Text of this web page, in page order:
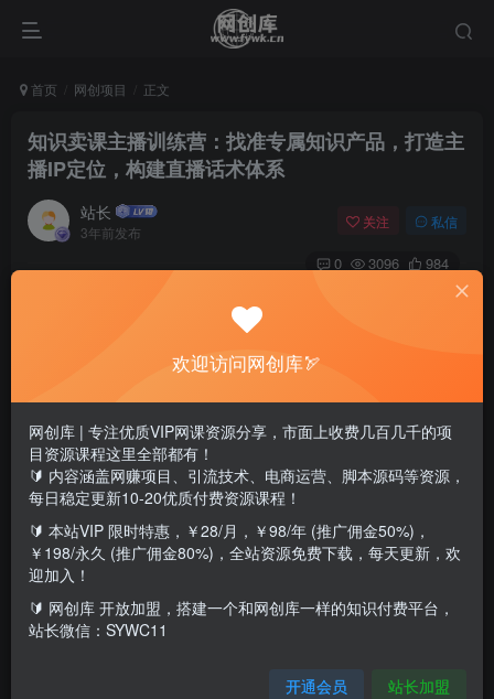
首页 网创项目 正文
知识卖课主播训练营：找准专属知识产品，打造主
播IP定位，构建直播话术体系
站长
3年前发布
关注 私信
0 3096 984
掌握落地运营能力
77节完整版
是否遇到这些问题
欢迎访问网创库🏹
网创库 | 专注优质VIP网课资源分享，市面上收费几百几千的项
目资源课程这里全部都有！
🔰 内容涵盖网赚项目、引流技术、电商运营、脚本源码等资源，
每日稳定更新10-20优质付费资源课程！
🔰 本站VIP 限时特惠，￥28/月，￥98/年 (推广佣金50%)，
￥198/永久 (推广佣金80%)，全站资源免费下载，每天更新，欢
迎加入！
🔰 网创库 开放加盟，搭建一个和网创库一样的知识付费平台，
站长微信：SYWC11
开通会员 站长加盟